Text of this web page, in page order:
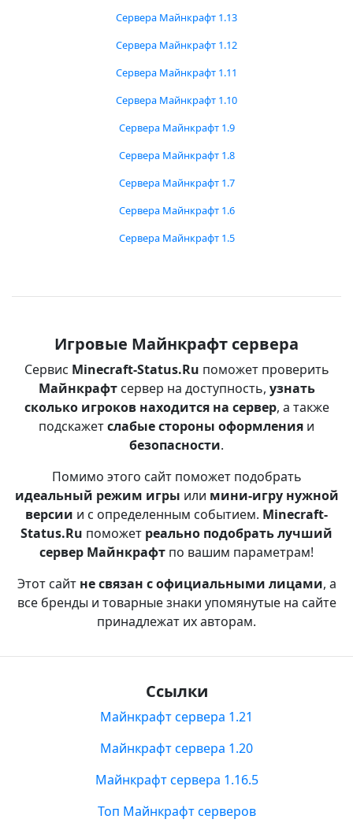
Сервера Майнкрафт 1.13
Сервера Майнкрафт 1.12
Сервера Майнкрафт 1.11
Сервера Майнкрафт 1.10
Сервера Майнкрафт 1.9
Сервера Майнкрафт 1.8
Сервера Майнкрафт 1.7
Сервера Майнкрафт 1.6
Сервера Майнкрафт 1.5
Игровые Майнкрафт сервера
Сервис Minecraft-Status.Ru поможет проверить
Майнкрафтсервер на доступность, узнать
сколько игроков находится на сервер, а также
подскажетслабые стороны оформления и
безопасности.
Помимо этого сайт поможет подобрать
идеальный режим игры или мини-игру нужной
версии и с определенным событием. Minecraft-
Status.Ru поможет реально подобрать лучший
сервер Майнкрафт по вашим параметрам!
Этот сайт не связан с официальными лицами, а
все бренды и товарные знаки упомянутые на сайте
принадлежат их авторам.
Ссылки
Майнкрафт сервера 1.21
Майнкрафт сервера 1.20
Майнкрафт сервера 1.16.5
Топ Майнкрафт серверов